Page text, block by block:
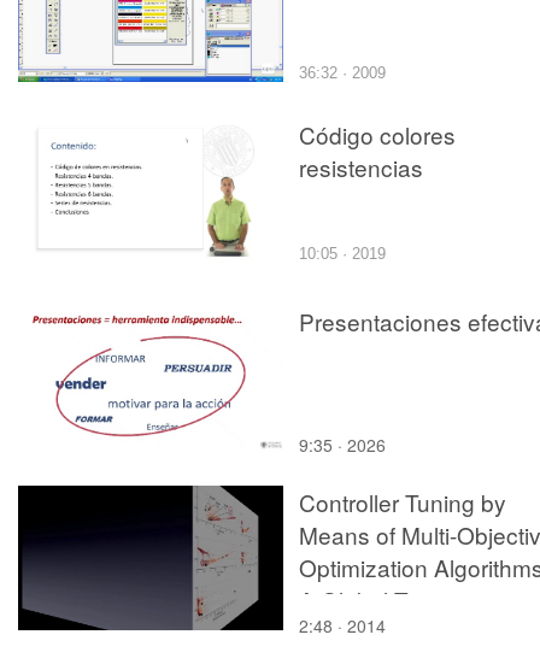
36:32 · 2009
Código colores
resistencias
10:05 · 2019
Presentaciones
9:35 · 2026
Controller Tuning by
Means of Multi-
Optimization
A Global Tuning
Framework
2:48 · 2014